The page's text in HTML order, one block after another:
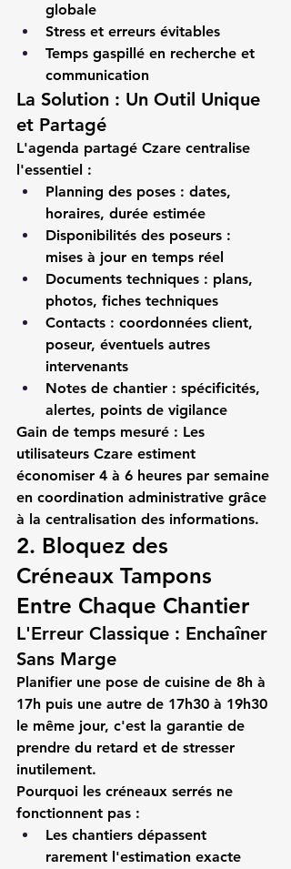
globale
Stress et erreurs évitables
Temps gaspillé en recherche et
communication
La Solution : Un Outil Unique
et Partagé
L'agenda partagé Czare centralise
l'essentiel :
Planning des poses : dates,
horaires, durée estimée
Disponibilités des poseurs :
mises à jour en temps réel
Documents techniques : plans,
photos, fiches techniques
Contacts : coordonnées client,
poseur, éventuels autres
intervenants
Notes de chantier : spécificités,
alertes, points de vigilance
Gain de temps mesuré : Les
utilisateurs Czare estiment
économiser 4 à 6 heures par semaine
en coordination administrative grâce
à la centralisation des informations.
2. Bloquez des
Créneaux Tampons
Entre Chaque Chantier
L'Erreur Classique : Enchaîner
Sans Marge
Planifier une pose de cuisine de 8h à
17h puis une autre de 17h30 à 19h30
le même jour, c'est la garantie de
prendre du retard et de stresser
inutilement.
Pourquoi les créneaux serrés ne
fonctionnent pas :
Les chantiers dépassent
rarement l'estimation exacte